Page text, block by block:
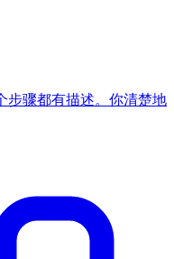
步骤都有描述。你清楚地